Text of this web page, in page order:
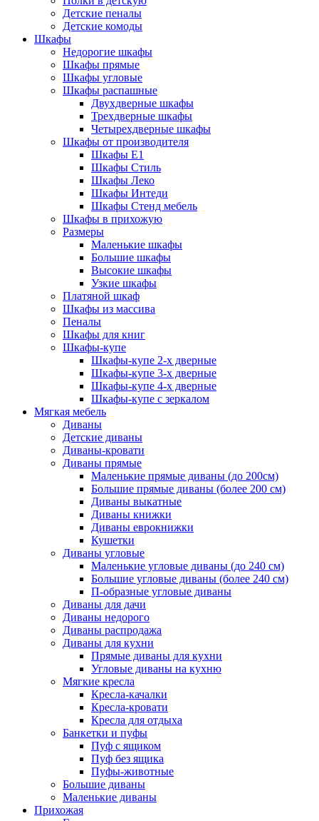
Детские пеналы
Детские комоды
Шкафы
Недорогие шкафы
Шкафы прямые
Шкафы угловые
Шкафы распашные
Двухдверные шкафы
Трехдверные шкафы
Четырехдверные шкафы
Шкафы от производителя
Шкафы E1
Шкафы Стиль
Шкафы Леко
Шкафы Интеди
Шкафы Стенд мебель
Шкафы в прихожую
Размеры
Маленькие шкафы
Большие шкафы
Высокие шкафы
Узкие шкафы
Платяной шкаф
Шкафы из массива
Пеналы
Шкафы для книг
Шкафы-купе
Шкафы-купе 2-х дверные
Шкафы-купе 3-х дверные
Шкафы-купе 4-х дверные
Шкафы-купе с зеркалом
Мягкая мебель
Диваны
Детские диваны
Диваны-кровати
Диваны прямые
Маленькие прямые диваны (до 200см)
Большие прямые диваны (более 200 см)
Диваны выкатные
Диваны книжки
Диваны еврокнижки
Кушетки
Диваны угловые
Маленькие угловые диваны (до 240 см)
Большие угловые диваны (более 240 см)
П-образные угловые диваны
Диваны для дачи
Диваны недорого
Диваны распродажа
Диваны для кухни
Прямые диваны для кухни
Угловые диваны на кухню
Мягкие кресла
Кресла-качалки
Кресла-кровати
Кресла для отдыха
Банкетки и пуфы
Пуф с ящиком
Пуф без ящика
Пуфы-животные
Большие диваны
Маленькие диваны
Прихожая